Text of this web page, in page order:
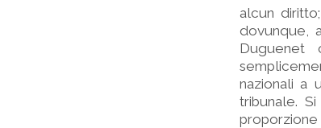
alcun
dovunque,
Duguenet
nazionali a
tribunale.
proporzione